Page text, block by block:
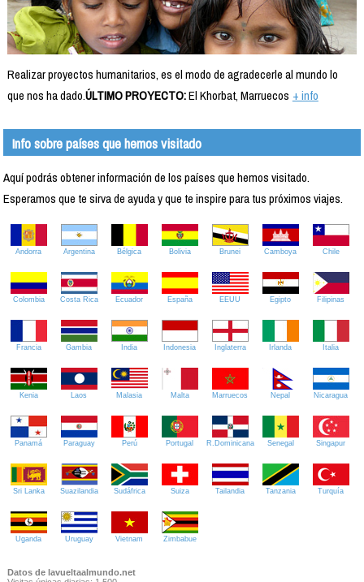
Realizar proyectos humanitarios, es el modo de agradecerle al mundo lo
que nos ha dado.ÚLTIMO PROYECTO:El Khorbat, Marruecos + info
Info sobre países que hemos visitado
Aquí podrás obtener información de los países que hemos visitado.
Esperamos que te sirva de ayuda y que te inspire para tus próximos viajes.
Andorra Argentina Bélgica Bolivia Brunei Camboya Chile
Colombia Costa Rica Ecuador España EEUU Egipto Filipinas
Francia Gambia India Indonesia Inglaterra Irlanda Italia
Kenia Laos Malasia Malta Marruecos Nepal Nicaragua
Panamá Paraguay Perú Portugal R.Dominicana Senegal Singapur
Sri Lanka Suazilandia Sudáfrica Suiza Tailandia Tanzania Turquía
Uganda Uruguay Vietnam Zimbabue
Datos de lavueltaalmundo.net